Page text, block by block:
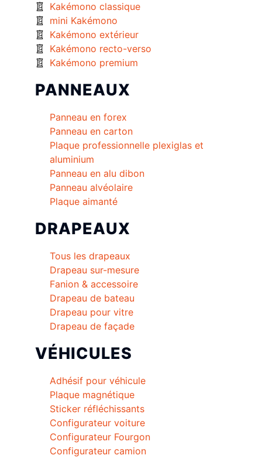
Kakémono classique
mini Kakémono
Kakémono extérieur
Kakémono recto-verso
Kakémono premium
PANNEAUX
Panneau en forex
Panneau en carton
Plaque professionnelle plexiglas et
aluminium
Panneau en alu dibon
Panneau alvéolaire
Plaque aimanté
DRAPEAUX
Tous les drapeaux
Drapeau sur-mesure
Fanion & accessoire
Drapeau de bateau
Drapeau pour vitre
Drapeau de façade
VÉHICULES
Adhésif pour véhicule
Plaque magnétique
Sticker réfléchissants
Configurateur voiture
Configurateur Fourgon
Configurateur camion